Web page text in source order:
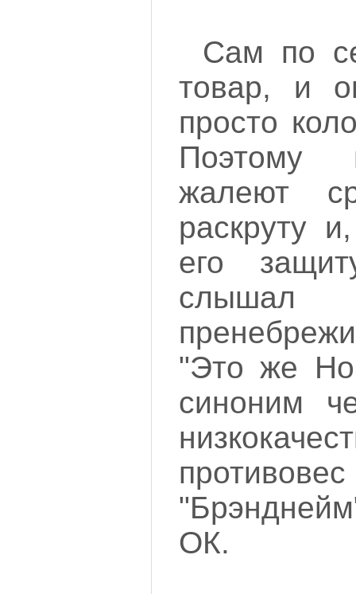
Сам по
товар, и
просто
Поэтому
жалеют
раскруту
его
слышал
"Это же
синоним
ОК.